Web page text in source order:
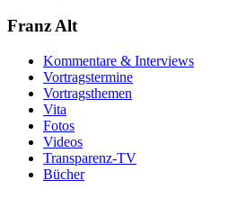
Franz Alt
Kommentare & Interviews
Vortragstermine
Vortragsthemen
Vita
Fotos
Videos
Transparenz-TV
Bücher